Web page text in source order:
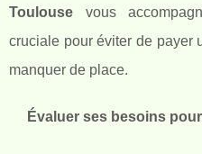
Toulouse vous
cruciale pour éviter de payer
manquer de place.
Évaluer ses besoins pour